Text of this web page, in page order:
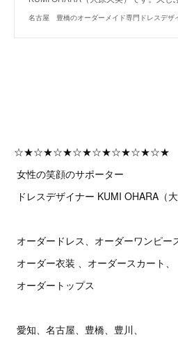
名古屋 豊橋のオーダーメイド専門ドレスデザ
☆★☆★☆★☆★☆★☆★☆★☆★
女性の笑顔のサポーター
ドレスデザイナー KUMI OHARA（
オーダードレス、オーダーワンピー
オーダー衣装 、オーダースカート、
オーダートップス
愛知、名古屋、豊橋、豊川、